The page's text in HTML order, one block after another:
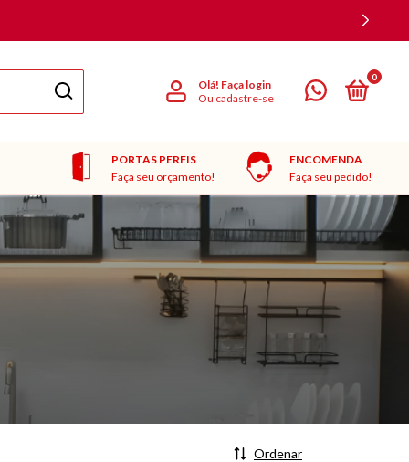
Olá! Faça login
Ou cadastre-se
0
PORTAS PERFIS
Faça seu orçamento!
ENCOMENDA
Faça seu pedido!
Ordenar